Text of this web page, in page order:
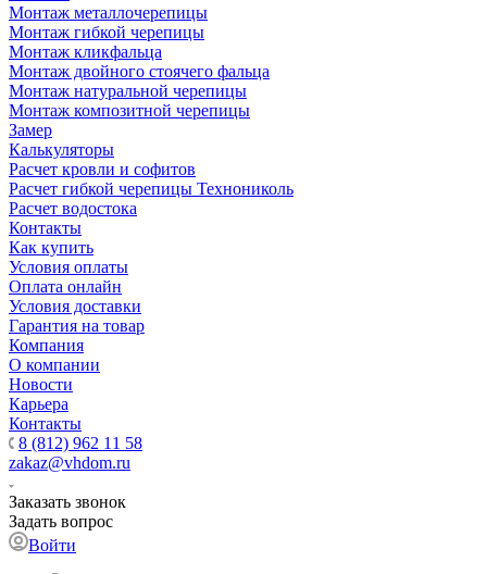
Монтаж металлочерепицы
Монтаж гибкой черепицы
Монтаж кликфальца
Монтаж двойного стоячего фальца
Монтаж натуральной черепицы
Монтаж композитной черепицы
Замер
Калькуляторы
Расчет кровли и софитов
Расчет гибкой черепицы Технониколь
Расчет водостока
Контакты
Как купить
Условия оплаты
Оплата онлайн
Условия доставки
Гарантия на товар
Компания
О компании
Новости
Карьера
Контакты
8 (812) 962 11 58
zakaz@vhdom.ru
Заказать звонок
Задать вопрос
Войти